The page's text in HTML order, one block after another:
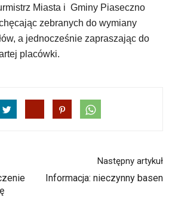
Miasta i Gminy Piaseczno
zebranych do wymiany
a jednocześnie zapraszając do
placówki.
Następny artykuł
Informacja: nieczynny basen